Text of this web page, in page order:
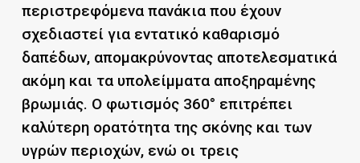
περιστρεφόμενα πανάκια που έχουν
σχεδιαστεί για εντατικό καθαρισμό
δαπέδων, απομακρύνοντας αποτελεσματικά
ακόμη και τα υπολείμματα αποξηραμένης
βρωμιάς. Ο φωτισμός 360° επιτρέπει
καλύτερη ορατότητα της σκόνης και των
υγρών περιοχών, ενώ οι τρεις